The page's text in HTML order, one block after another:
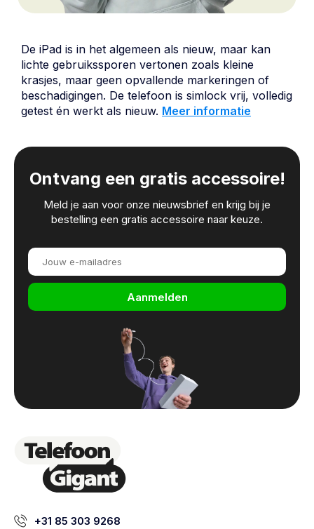
De iPad is in het algemeen als nieuw, maar kan
lichte gebruikssporen vertonen zoals kleine
krasjes, maar geen opvallende markeringen of
beschadigingen. De telefoon is simlock vrij, volledig
getest én werkt als nieuw. Meer informatie
Ontvang een gratis accessoire!
Meld je aan voor onze nieuwsbrief en krijg bij je
bestelling een gratis accessoire naar keuze.
Aanmelden
+31 85 303 9268